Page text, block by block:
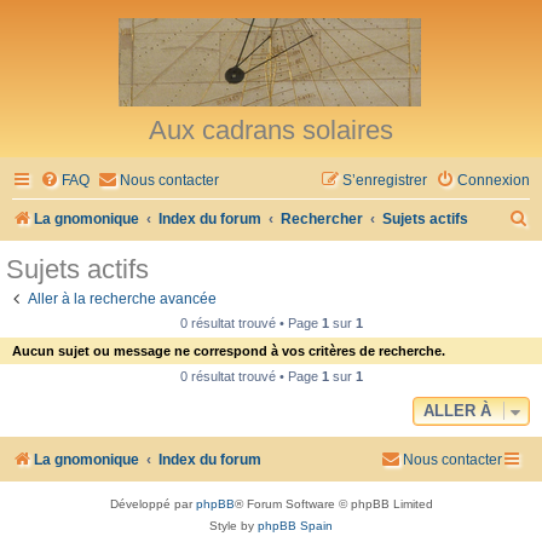
Aux cadrans solaires
FAQ Nous contacter Connexion
S’enregistrer
La gnomonique Index du forum Rechercher Sujets actifs
h
Sujets actifs
Aller à la recherche avancée
0 résultat trouvé • Page 1sur 1
Aucun sujet ou message ne correspond à vos critères de recherche.
0 résultat trouvé • Page 1sur 1
ALLER À
La gnomonique Index du forum Nous contacter
Développé parphpBB® Forum Software © phpBB Limited
Style by phpBB Spain